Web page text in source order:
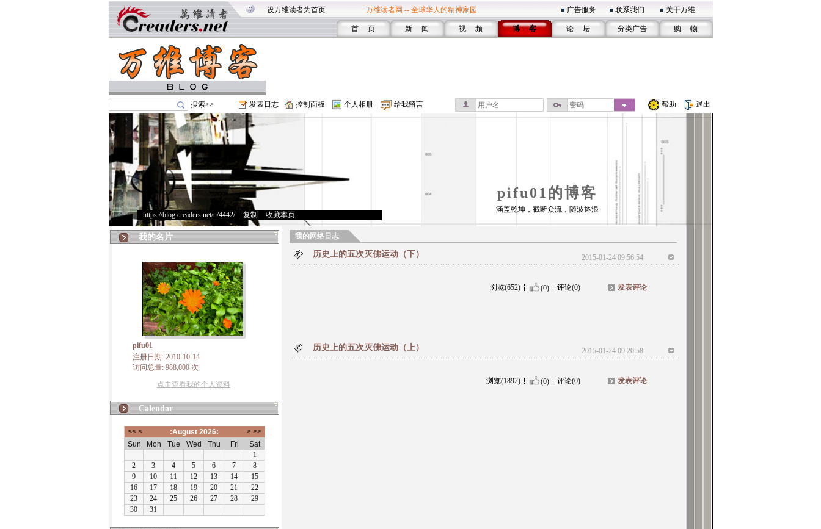
设万维读者为首页 万维读者网 -- 全球华人的精神家园 广告服务 联系我们 关于万维
首 页 新 闻 视 频 博 客 论 坛 分类广告 购 物
搜索>> 发表日志 控制面板 个人相册 给我留言 帮助 退出
pifu01的博客
https://blog.creaders.net/u/4442/> 复制 收藏本页
涵盖乾坤，截断众流，随波逐浪
我的名片
pifu01
注册日期: 2010-10-14
访问总量: 988,000 次
点击查看我的个人资料
Calendar
我的网络日志
历史上的五次灭佛运动（下） 2015-01-24 09:56:54
浏览(652) (0) 评论(0) 发表评论
历史上的五次灭佛运动（上） 2015-01-24 09:20:58
浏览(1892) (0) 评论(0) 发表评论